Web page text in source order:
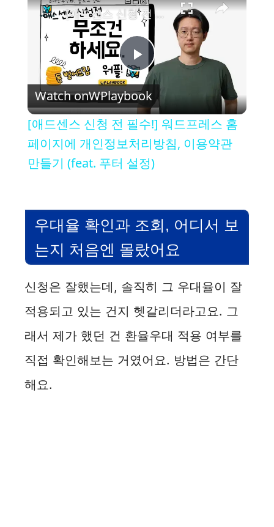
P
l
a
V
i
d
e
o
[애드센스 신청 전 필수!] 워드프레스 홈페이지에 개인정보처리방침, 이용약관 만들기 (feat. 푸터 설정)
Watch onWPlaybook
[애드센스 신청 전 필수!] 워드프레스 홈
페이지에 개인정보처리방침, 이용약관
만들기 (feat. 푸터 설정)
우대율 확인과 조회, 어디서 보
는지 처음엔 몰랐어요
신청은 잘했는데, 솔직히 그 우대율이 잘
적용되고 있는 건지 헷갈리더라고요. 그
래서 제가 했던 건 환율우대 적용 여부를
직접 확인해보는 거였어요. 방법은 간단
해요.